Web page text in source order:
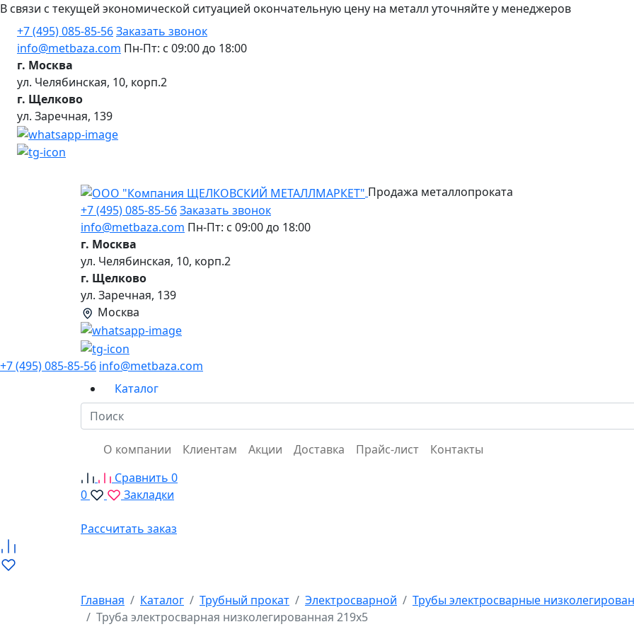
В связи с текущей экономической ситуацией окончательную цену на металл уточняйте у менеджеров
+7 (495) 085-85-56Заказать звонок
info@metbaza.com Пн-Пт: с 09:00 до 18:00
г. Москва
ул. Челябинская, 10, корп.2
г. Щелково
ул. Заречная, 139
Продажа металлопроката
+7 (495) 085-85-56Заказать звонок
info@metbaza.com Пн-Пт: с 09:00 до 18:00
г. Москва
ул. Челябинская, 10, корп.2
г. Щелково
ул. Заречная, 139
Москва
+7 (495) 085-85-56 info@metbaza.com
Каталог
О компании Клиентам Акции Доставка Прайс-лист
Контакты
Сравнить 0
0
Закладки
Рассчитать заказ
Главная Каталог Трубный прокат Электросварной
Трубы электросварные
Труба электросварная низколегированная 219х5